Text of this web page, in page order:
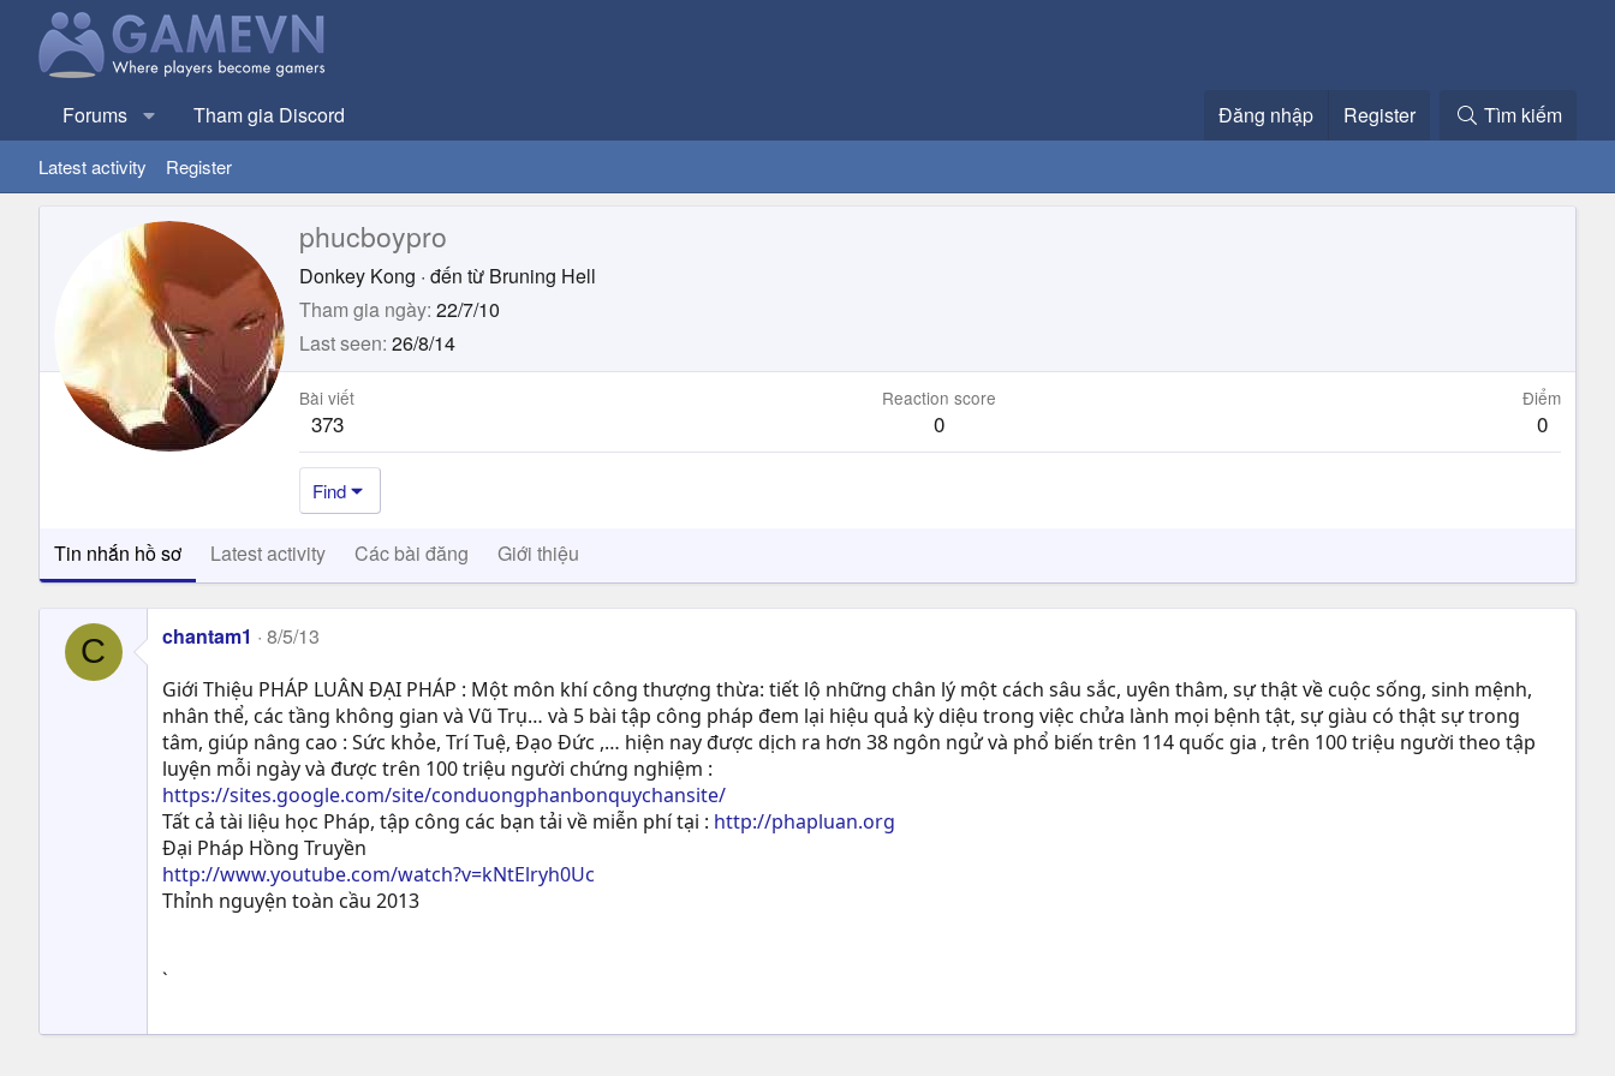
Forums Tham gia Discord Đăng nhập Register Tìm kiếm
Latest activity Register
phucboypro
Donkey Kong · đến từ Bruning Hell
Tham gia ngày 22/7/10
Last seen 26/8/14
Bài viết
373
Reaction score
0
Điểm
0
Find
Tin nhắn hồ sơ Latest activity Các bài đăng Giới thiệu
C chantam1 8/5/13
Giới Thiệu PHÁP LUÂN ĐẠI PHÁP : Một môn khí công thượng thừa: tiết lộ những chân lý một cách sâu sắc, uyên thâm, sự thật về cuộc sống, sinh mệnh,
nhân thể, các tầng không gian và Vũ Trụ… và 5 bài tập công pháp đem lại hiệu quả kỳ diệu trong việc chửa lành mọi bệnh tật, sự giàu có thật sự trong
tâm, giúp nâng cao : Sức khỏe, Trí Tuệ, Ðạo Ðức ,… hiện nay được dịch ra hơn 38 ngôn ngử và phổ biến trên 114 quốc gia , trên 100 triệu người theo tập
luyện mỗi ngày và được trên 100 triệu người chứng nghiệm :
https://sites.google.com/site/conduongphanbonquychansite/
Tất cả tài liệu học Pháp, tập công các bạn tải về miễn phí tại : http://phapluan.org
Đại Pháp Hồng Truyền
http://www.youtube.com/watch?v=kNtElryh0Uc
Thỉnh nguyện toàn cầu 2013
`